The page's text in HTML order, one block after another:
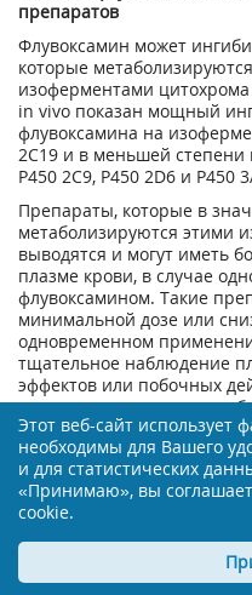
препаратов
Флувоксамин может
которые
изоферментами
in vivo показан мощный
флувоксамина на
2С19 и в меньшей
Р450 2С9, Р450 2D6 и Р450
Препараты, которые в
метаболизируются этими
выводятся и могут иметь
плазме крови, в случае
флувоксамином. Такие
минимальной дозе или
одновременном
тщательное наблюдение
эффектов или побочных
этих препаратов, при
значимо для препаратов,
терапевтический
Рамелтеон
При приеме флувоксамина
течение 3 дней перед
рамелтеона в дозе 16 мг,
кривой "концентрация-
Этот веб-сайт использует
необходимы для Вашего
и для статистических
«Принимаю», вы
cookie.